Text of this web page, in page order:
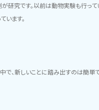
研究です。以前は動物実験も行っ
います。
で、新しいことに踏み出すのは簡単